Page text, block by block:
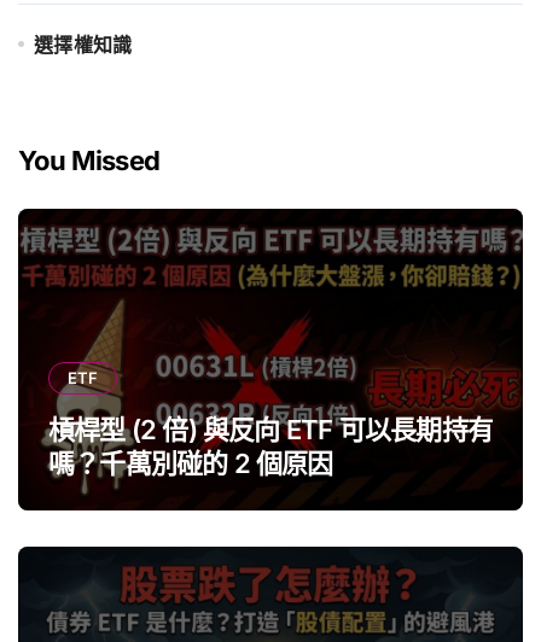
選擇權知識
You Missed
ETF
槓桿型 (2 倍) 與反向 ETF 可以長期持有
嗎？千萬別碰的 2 個原因